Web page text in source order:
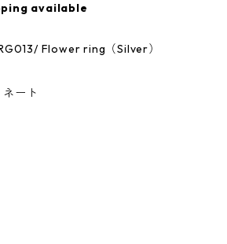
available
Flower ring（Silver）
ート